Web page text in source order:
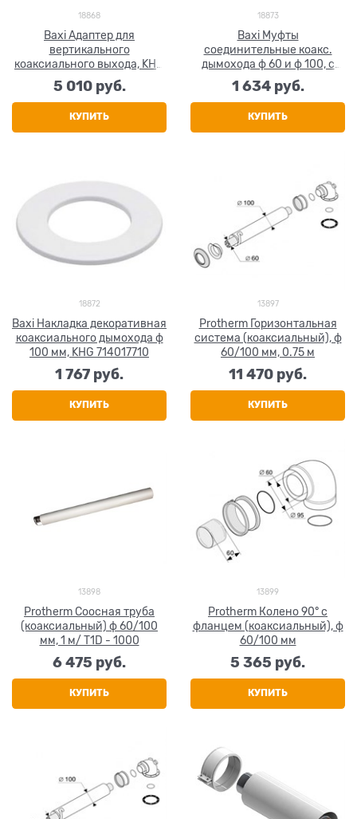
18868
Baxi Адаптер для
вертикального
коаксиального выхода, KHG
714101910
5 010 руб.
КУПИТЬ
18873
Baxi Муфты
соединительные коакс.
дымохода ф 60 и ф 100, с
прокладкой, KHG 714023411
1 634 руб.
КУПИТЬ
18872
Baxi Накладка декоративная
коаксиального дымохода ф
100 мм, KHG 714017710
1 767 руб.
КУПИТЬ
13897
Protherm Горизонтальная
система (коаксиальный), ф
60/100 мм, 0.75 м
11 470 руб.
КУПИТЬ
13898
Protherm Соосная труба
(коаксиальный) ф 60/100
мм, 1 м/ Т1D - 1000
6 475 руб.
КУПИТЬ
13899
Protherm Колено 90° с
фланцем (коаксиальный), ф
60/100 мм
5 365 руб.
КУПИТЬ